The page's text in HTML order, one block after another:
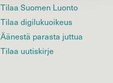
Tilaa Suomen Luonto
Tilaa digilukuoikeus
Äänestä parasta juttua
Tilaa uutiskirje